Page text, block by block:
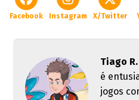
Facebook Instagram X/Twitter
Tiago
é
jogos